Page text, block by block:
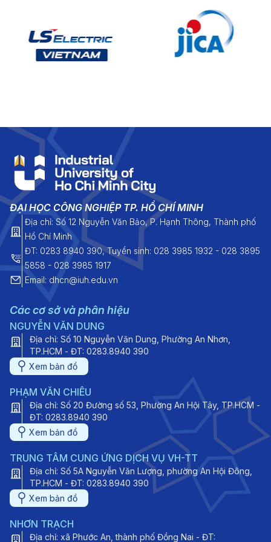
trở nên ý nghĩa hơn khi cả
hai đều đạt được những
thành tích học tập đáng tự
hào, trở thành niềm tự hào
ĐẠI HỌC CÔNG NGHIỆP TP. HỒ CHÍ MINH
Địa chỉ: Số 12 Nguyễn Văn Bảo, P. Hạnh Thông, Thành phố
Hồ Chí Minh
ĐT: 0283 8940 390, Tuyển sinh: 028 3985 1932 - 028 3895
5858 - 028 3985 1917
Email: dhcn@iuh.edu.vn
Các cơ sở và phân hiệu
NGUYỄN VĂN DUNG
Địa chỉ: Số 10 Nguyễn Văn Dung, Phường An Nhơn,
TP.HCM - ĐT: 0283.8940 390
Xem bản đồ
PHẠM VĂN CHIÊU
Địa chỉ: Số 20 Đường số 53, Phường An Hội Tây, TP.HCM -
ĐT: 0283.8940 390
Xem bản đồ
TRUNG TÂM CUNG ỨNG DỊCH VỤ VH-TT
Địa chỉ: Số 5A Nguyễn Văn Lượng, phường An Hội Đông,
TP.HCM - ĐT: 0283.8940 390
Xem bản đồ
NHƠN TRẠCH
Địa chỉ: xã Phước An, thành phố Đồng Nai - ĐT: